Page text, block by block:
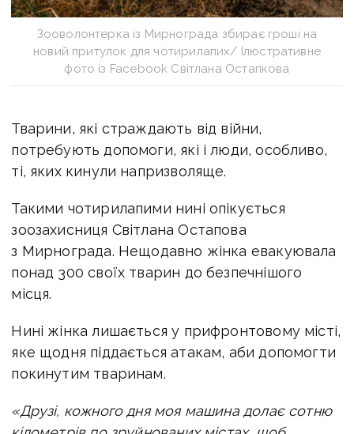
Зооволонтерка із Мирнограда збирає гроші на
новий притулок для чотирилапих/ Ілюстративне
фото із Facebook Світлана Остапкова
Тварини, які страждають від війни,
потребують допомоги, які і люди, особливо,
ті, яких кинули напризволяще.
Такими чотирилапими нині опікується
зоозахисниця Світлана Остапова
з Мирнограда. Нещодавно жінка евакуювала
понад 300 своїх тварин до безпечнішого
місця.
Нині жінка лишається у прифронтовому місті,
яке щодня піддається атакам, аби допомогти
покинутим тваринам.
«Друзі, кожного дня моя машина долає сотню